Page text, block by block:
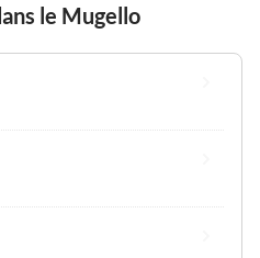
le Mugello